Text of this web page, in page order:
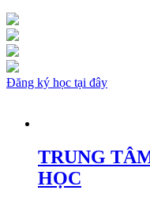
Đăng ký học tại đây
TRUNG
HỌC